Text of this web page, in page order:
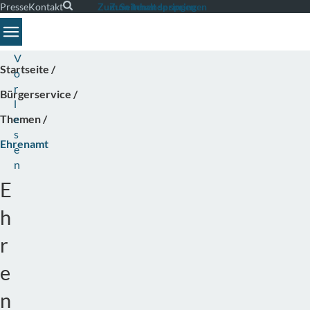
Zum Inhalt springen
Zum Seitenende springen
PresseKontakt
Toggle navigation
Startseite
Bürgerservice
Themen
Ehrenamt
V
o
r
l
e
s
e
n
E
h
r
e
n